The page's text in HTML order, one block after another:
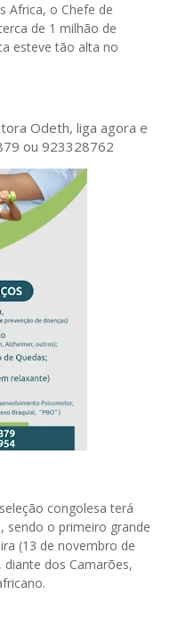
Africa, o Chefe de
de 1 milhão de
esteve tão alta no
Odeth, liga agora e
ou 923328762
congolesa terá
sendo o primeiro grande
(13 de novembro de
dos Camarões,